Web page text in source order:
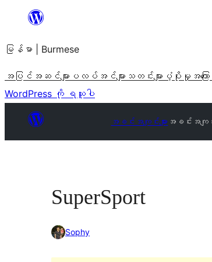
အကြောင်းအရာ
ကျော်သွား
ရန်
မြန်မာ | Burmese
အပြင်အဆင်များ ပလပ်အင်များ သတင်းများ ပံ့ပိုးမှု အကြေ
WordPress ကို ရယူပါ
အခင်းအကျင်းများ အခင်းအကျင်
SuperSport
Sophy